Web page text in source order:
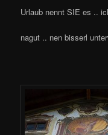
Urlaub nennt SIE es ..
nagut .. nen bisserl